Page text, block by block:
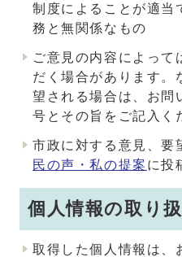
制度によることが適当
務と無関係なもの
ご意見の内容によって
だく場合があります。
望される場合は、お問
号とその旨をご記入く
市政に対する意見、要
民の声・私の提案 に投
個人情報の取り
取得した個人情報は、